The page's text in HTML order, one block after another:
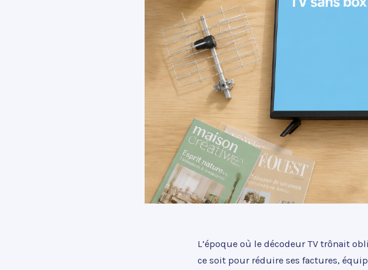
L’époque où le décodeur TV trônait
ce soit pour réduire ses factures,